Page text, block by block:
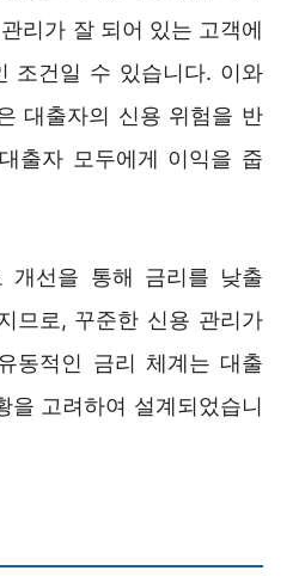
리가 잘 되어 있는 고객에
조건일 수 있습니다. 이와
대출자의 신용 위험을 반
출자 모두에게 이익을 줍
개선을 통해 금리를 낮출
므로, 꾸준한 신용 관리가
동적인 금리 체계는 대출
을 고려하여 설계되었습니